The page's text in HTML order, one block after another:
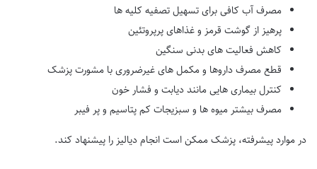
مصرف آب کافی برای تسهیل تصفیه کلیه ها
پرهیز از گوشت قرمز و غذاهای پرپروتئین
کاهش فعالیت های بدنی سنگین
قطع مصرف داروها و مکمل های غیرضروری با مشورت پزشک
کنترل بیماری هایی مانند دیابت و فشار خون
مصرف بیشتر میوه ها و سبزیجات کم پتاسیم و پر فیبر
در موارد پیشرفته، پزشک ممکن است انجام دیالیز را پیشنهاد کند.